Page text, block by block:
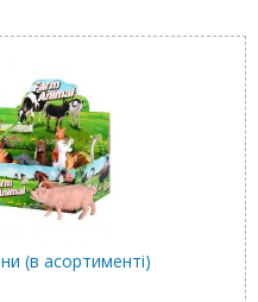
(в асортименті)